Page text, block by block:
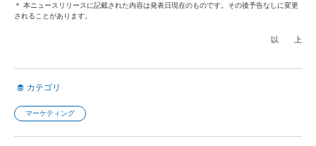
＊ 本ニュースリリースに記載された内容は発表日現在のものです。その後予告なしに変更
されることがあります。
以 上
カテゴリ
マーケティング